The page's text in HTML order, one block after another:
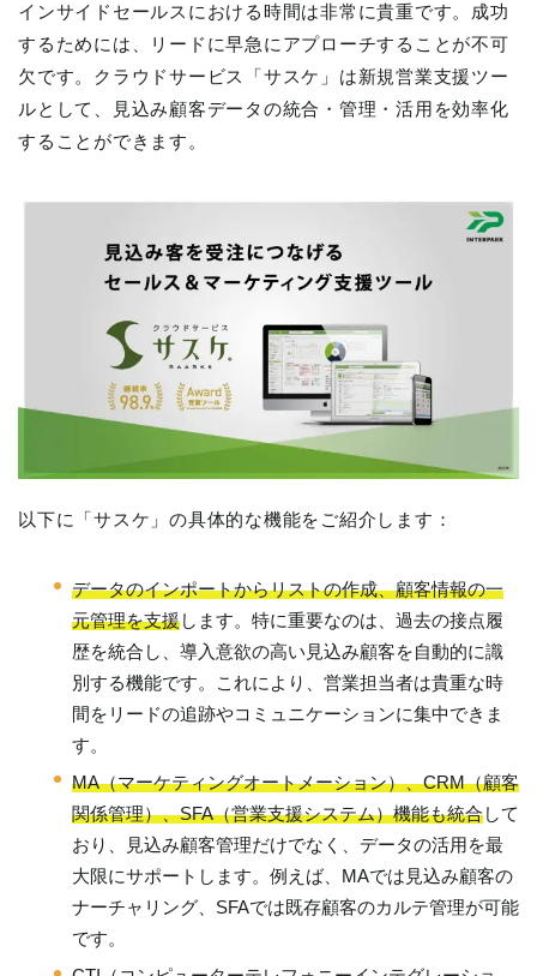
インサイドセールスにおける時間は非常に貴重です。成功
するためには、リードに早急にアプローチすることが不可
欠です。クラウドサービス「サスケ」は新規営業支援ツー
ルとして、見込み顧客データの統合・管理・活用を効率化
することができます。
以下に「サスケ」の具体的な機能をご紹介します：
データのインポートからリストの作成、顧客情報の一
元管理を支援します。特に重要なのは、過去の接点履
歴を統合し、導入意欲の高い見込み顧客を自動的に識
別する機能です。これにより、営業担当者は貴重な時
間をリードの追跡やコミュニケーションに集中できま
す。
MA（マーケティングオートメーション）、CRM（顧客
関係管理）、SFA（営業支援システム）機能も統合して
おり、見込み顧客管理だけでなく、データの活用を最
大限にサポートします。例えば、MAでは見込み顧客の
ナーチャリング、SFAでは既存顧客のカルテ管理が可能
です。